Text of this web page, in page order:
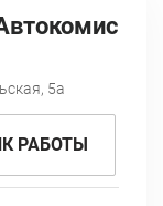
5а
РАБОТЫ